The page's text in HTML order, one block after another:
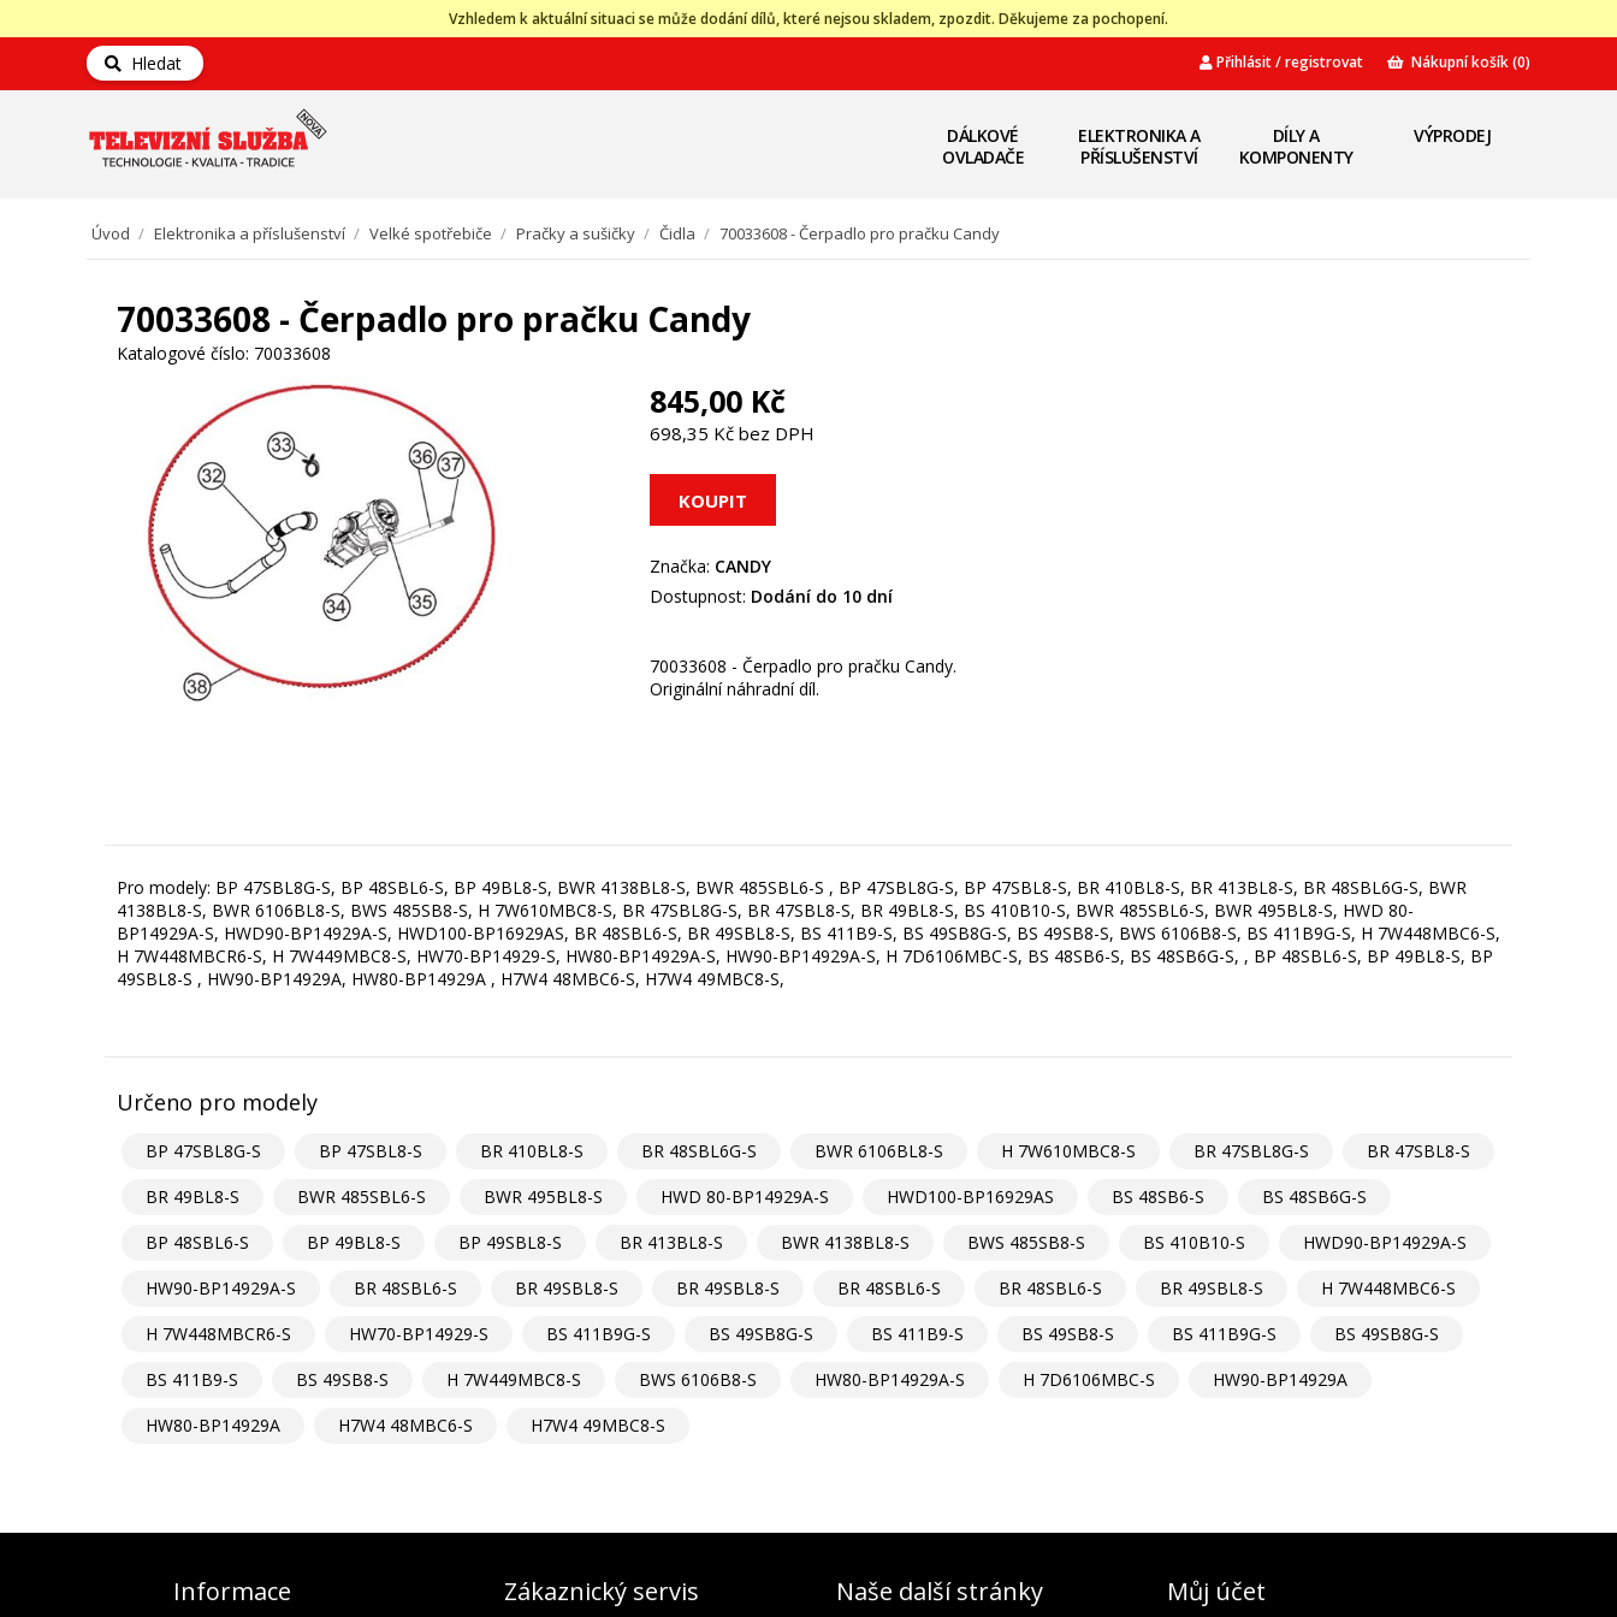
Vzhledem k aktuální situaci se může dodání dílů, které nejsou skladem, zpozdit. Děkujeme za pochopení.
Hledat Přihlásit / registrovat Nákupní košík(0)
DÁLKOVÉ
OVLADAČE
ELEKTRONIKA A
PŘÍSLUŠENSTVÍ
DÍLY A
KOMPONENTY
VÝPRODEJ
Úvod / Elektronika a příslušenství / Velké spotřebiče / Pračky a sušičky / Čidla / 70033608 - Čerpadlo pro pračku Candy
70033608 - Čerpadlo pro pračku Candy
Katalogové číslo: 70033608
845,00 Kč
698,35 Kč bez DPH
Značka: CANDY
Dostupnost: Dodání do 10 dní
70033608 - Čerpadlo pro pračku Candy.
Originální náhradní díl.
Pro modely: BP 47SBL8G-S, BP 48SBL6-S, BP 49BL8-S, BWR 4138BL8-S, BWR 485SBL6-S , BP 47SBL8G-S, BP 47SBL8-S, BR 410BL8-S, BR 413BL8-S, BR 48SBL6G-S, BWR
4138BL8-S, BWR 6106BL8-S, BWS 485SB8-S, H 7W610MBC8-S, BR 47SBL8G-S, BR 47SBL8-S, BR 49BL8-S, BS 410B10-S, BWR 485SBL6-S, BWR 495BL8-S, HWD 80-
BP14929A-S, HWD90-BP14929A-S, HWD100-BP16929AS, BR 48SBL6-S, BR 49SBL8-S, BS 411B9-S, BS 49SB8G-S, BS 49SB8-S, BWS 6106B8-S, BS 411B9G-S, H 7W448MBC6-S,
H 7W448MBCR6-S, H 7W449MBC8-S, HW70-BP14929-S, HW80-BP14929A-S, HW90-BP14929A-S, H 7D6106MBC-S, BS 48SB6-S, BS 48SB6G-S, , BP 48SBL6-S, BP 49BL8-S, BP
49SBL8-S , HW90-BP14929A, HW80-BP14929A , H7W4 48MBC6-S, H7W4 49MBC8-S,
Určeno pro modely
BP 47SBL8G-S BP 47SBL8-S BR 410BL8-S BR 48SBL6G-S BWR 6106BL8-S H 7W610MBC8-S BR 47SBL8G-S
BR 47SBL8-S
BR 49BL8-S
BWR 485SBL6-S BWR 495BL8-S HWD 80-BP14929A-S HWD100-BP16929AS BS 48SB6-S
BS 48SB6G-S
BP 48SBL6-S
BP 49BL8-S BP 49SBL8-S BR 413BL8-S BWR 4138BL8-S BWS 485SB8-S BS 410B10-S
HWD90-BP14929A-S
HW90-BP14929A-S
BR 48SBL6-S BR 49SBL8-S BR 49SBL8-S BR 48SBL6-S BR 48SBL6-S BR 49SBL8-S
H 7W448MBC6-S
H 7W448MBCR6-S
HW70-BP14929-S BS 411B9G-S BS 49SB8G-S BS 411B9-S BS 49SB8-S BS 411B9G-S
BS 49SB8G-S
BS 411B9-S
BS 49SB8-S H 7W449MBC8-S BWS 6106B8-S HW80-BP14929A-S H 7D6106MBC-S
HW90-BP14929A
HW80-BP14929A
H7W4 48MBC6-S H7W4 49MBC8-S
Informace Zákaznický servis Naše další stránky Můj účet